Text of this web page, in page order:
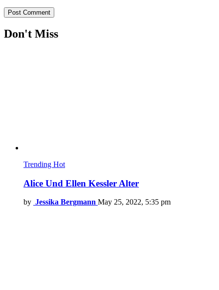
Don't Miss
Trending Hot
Alice Und Ellen Kessler Alter
by Jessika Bergmann May 25, 2022, 5:35 pm